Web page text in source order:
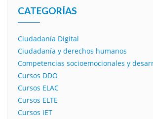
CATEGORÍAS
Ciudadanía Digital
Ciudadanía y derechos humanos
Competencias socioemocionales y
Cursos DDO
Cursos ELAC
Cursos ELTE
Cursos IET